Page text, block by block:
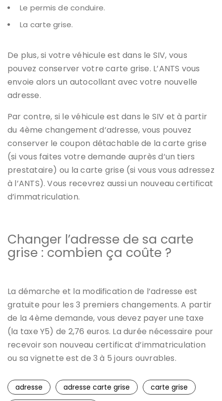
Le permis de conduire.
La carte grise.
De plus, si votre véhicule est dans le SIV, vous
pouvez conserver votre carte grise. L’ANTS vous
envoie alors un autocollant avec votre nouvelle
adresse.
Par contre, si le véhicule est dans le SIV et à partir
du 4ème changement d’adresse, vous pouvez
conserver le coupon détachable de la carte grise
(si vous faites votre demande auprès d’un tiers
prestataire) ou la carte grise (si vous vous adressez
à l’ANTS). Vous recevrez aussi un nouveau certificat
d’immatriculation.
Changer l’adresse de sa carte
grise : combien ça coûte ?
La démarche et la modification de l’adresse est
gratuite pour les 3 premiers changements. A partir
de la 4ème demande, vous devez payer une taxe
(la taxe Y5) de 2,76 euros. La durée nécessaire pour
recevoir son nouveau certificat d’immatriculation
ou sa vignette est de 3 à 5 jours ouvrables.
adresse adresse carte grise
carte grise